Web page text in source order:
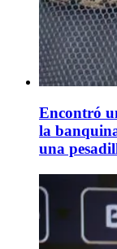
Encontró
la
una